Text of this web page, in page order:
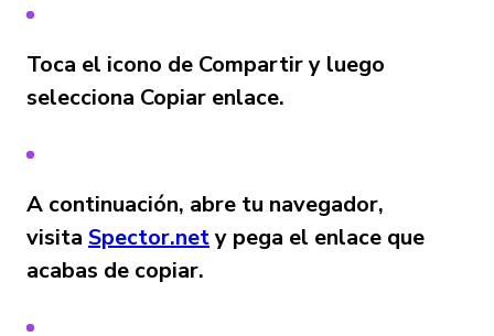
Toca el icono de Compartir y luego
selecciona Copiar enlace.
A continuación, abre tu navegador,
visita Spector.nety pega el enlace que
acabas de copiar.